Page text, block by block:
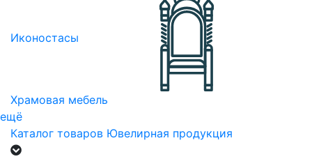
Иконостасы
Храмовая мебель
ещё
Каталог товаров Ювелирная продукция